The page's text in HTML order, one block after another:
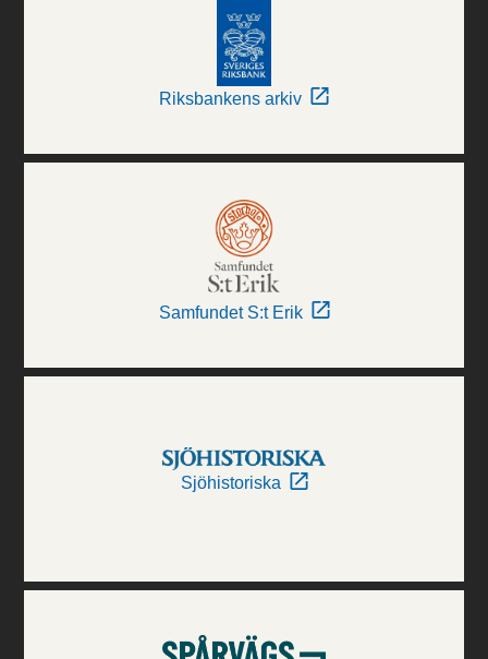
Riksbankens arkiv
Samfundet S:t Erik
Sjöhistoriska